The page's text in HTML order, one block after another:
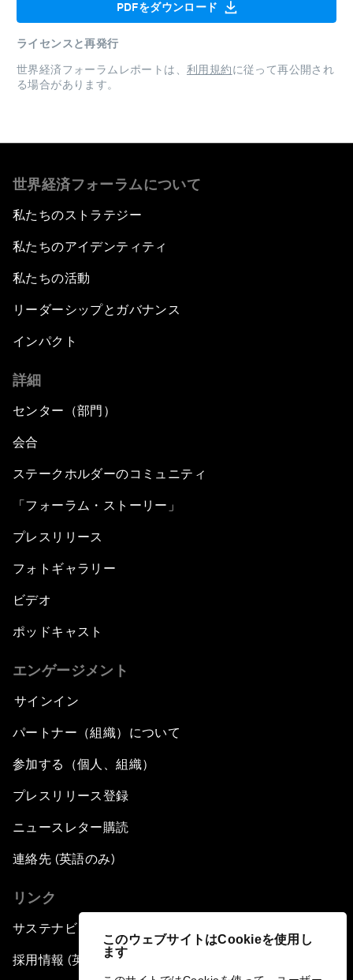
このウェブサイトはCookieを使用し
ます
PDFをダウンロード
ライセンスと再発行
世界経済フォーラムレポートは、 利用規約に従って再公開され
る場合があります。
世界経済フォーラムについて
私たちのストラテジー
私たちのアイデンティティ
私たちの活動
リーダーシップとガバナンス
インパクト
詳細
センター（部門）
会合
ステークホルダーのコミュニティ
「フォーラム・ストーリー」
プレスリリース
フォトギャラリー
ビデオ
ポッドキャスト
エンゲージメント
サインイン
パートナー（組織）について
参加する（個人、組織）
プレスリリース登録
ニュースレター購読
連絡先 (英語のみ)
リンク
サステナビリティへの取り組み
採用情報 (英語のみ)